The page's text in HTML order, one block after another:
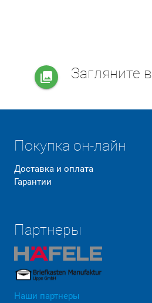
collections Загляните в
Покупка он-лайн
Доставка и оплата
Гарантии
Партнеры
Наши партнеры